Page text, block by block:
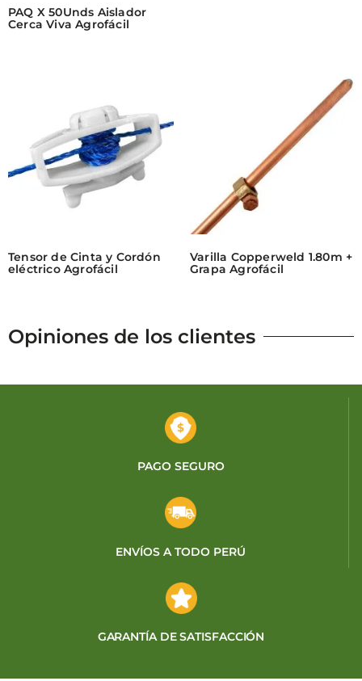
PAQ X 50Unds Aislador
Cerca Viva Agrofácil
Tensor de Cinta y Cordón
eléctrico Agrofácil
Varilla Copperweld 1.80m +
Grapa Agrofácil
Opiniones de los clientes
PAGO SEGURO
ENVÍOS A TODO PERÚ
GARANTÍA DE SATISFACCIÓN